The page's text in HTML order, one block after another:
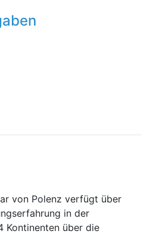
von Polenz verfügt über
in der
Kontinenten über die